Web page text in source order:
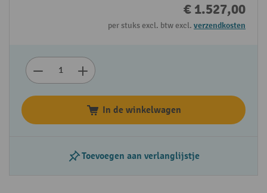
€ 1.527,00
per stuks excl. btw excl. verzendkosten
In de winkelwagen
Toevoegen aan verlanglijstje